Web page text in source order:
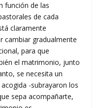
función de las
de cada
claramente
cambiar gradualmente
para que
el matrimonio, junto
se necesita un
-subrayaron los
sepa acompañarte,